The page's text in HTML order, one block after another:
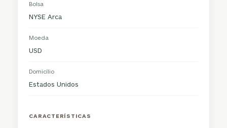
Bolsa
NYSE Arca
Moeda
USD
Domicílio
Estados Unidos
CARACTERÍSTICAS